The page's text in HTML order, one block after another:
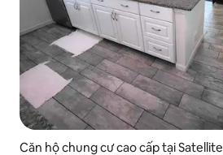
Căn hộ chung cư cao cấp tại